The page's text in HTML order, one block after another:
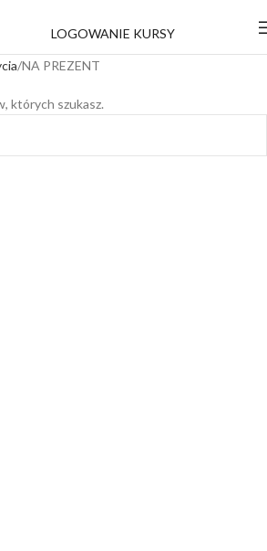
LOGOWANIE KURSY
NA PREZENT
których szukasz.